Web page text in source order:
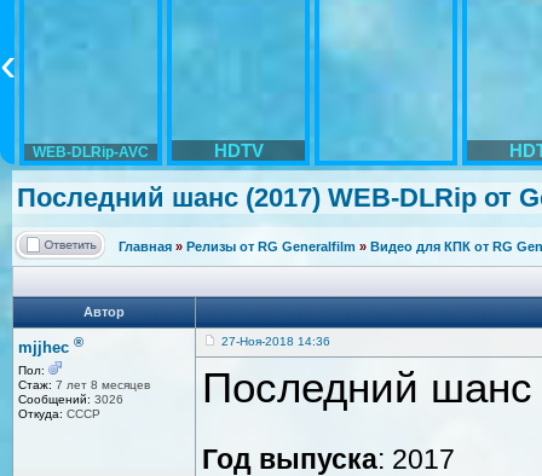
WEB-DLRip-AVC HDTV
Последний шанс (2017) WEB-DLRip от
Главная » Релизы от RG Generalfilm » Видео для КПК от RG
Автор
mjjhec ®
Пол:
Стаж: 7 лет 8 месяцев
Сообщений: 3026
Откуда: СССР
27-Ноя-2018 14:36
Последний шанс
Год выпуска: 2017